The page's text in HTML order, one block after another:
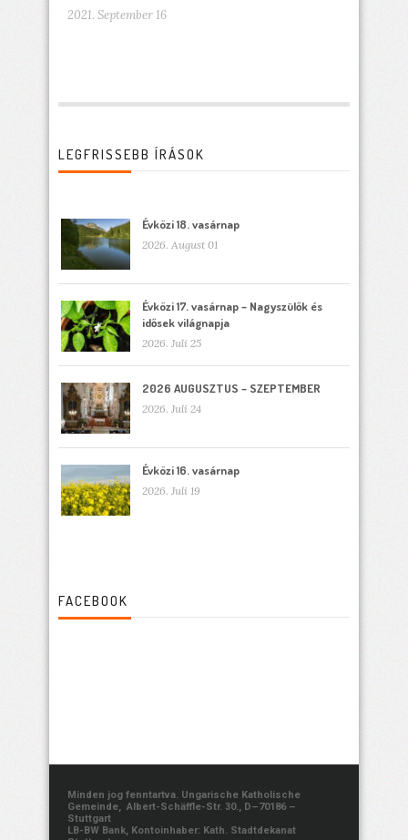
2021. September 16
LEGFRISSEBB ÍRÁSOK
Évközi 18. vasárnap
2026. August 01
Évközi 17. vasárnap – Nagyszülők és
idősek világnapja
2026. Juli 25
2026 AUGUSZTUS – SZEPTEMBER
2026. Juli 24
Évközi 16. vasárnap
2026. Juli 19
FACEBOOK
Minden jog fenntartva. Ungarische Katholische
Gemeinde, Albert-Schäffle-Str. 30., D–70186 –
Stuttgart
LB-BW Bank, Kontoinhaber: Kath. Stadtdekanat